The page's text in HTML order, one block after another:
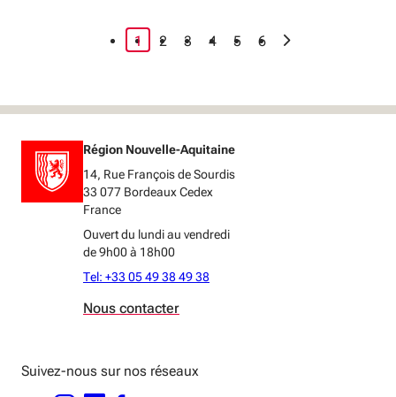
1 page courante
2 3 4 5 6
Région Nouvelle-Aquitaine
14, Rue François de Sourdis
33 077 Bordeaux Cedex
France
Ouvert du lundi au vendredi
de 9h00 à 18h00
Tel: +33 05 49 38 49 38
Nous contacter
Suivez-nous sur nos réseaux